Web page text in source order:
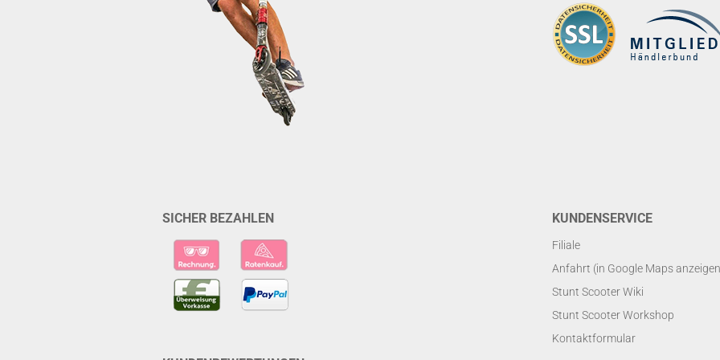
SICHER BEZAHLEN KUNDENSERVICE
Filiale
Anfahrt (in Google Maps
Stunt Scooter Wiki
Stunt Scooter Workshop
Kontaktformular